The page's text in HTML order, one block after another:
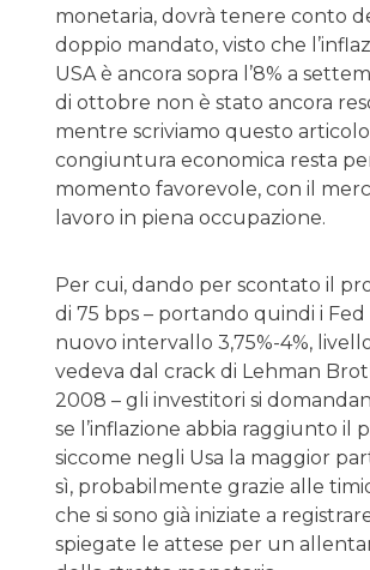
monetaria, dovrà tenere conto
doppio mandato, visto che
USA è ancora sopra l’8% a
di ottobre non è stato ancora
mentre scriviamo questo
congiuntura economica resta
momento favorevole, con il
lavoro in piena occupazione.
Per cui, dando per scontato il
di 75 bps – portando quindi i Fed
nuovo intervallo 3,75%-4%,
vedeva dal crack di Lehman
2008 – gli investitori si
se l’inflazione abbia raggiunto il
siccome negli Usa la maggior
sì, probabilmente grazie alle
che si sono già iniziate a
spiegate le attese per un